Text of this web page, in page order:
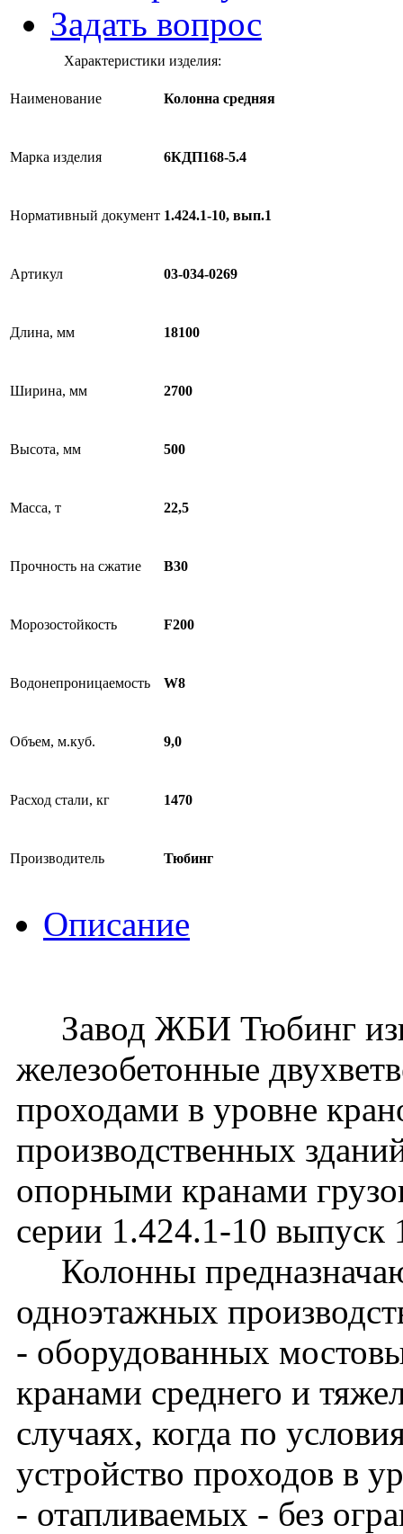
Задать вопрос
Характеристики изделия:
Наименование Колонна средняя
Марка изделия 6КДП168-5.4
Нормативный документ 1.424.1-10, вып.1
Артикул 03-034-0269
Длина, мм 18100
Ширина, мм 2700
Высота, мм 500
Масса, т 22,5
Прочность на сжатие B30
Морозостойкость F200
Водонепроницаемость W8
Объем, м.куб. 9,0
Расход стали, кг 1470
Производитель Тюбинг
Описание
Завод ЖБИ Тюбинг
железобетонные
проходами в уровне
производственных
опорными кранами
серии 1.424.1-10 выпуск
Колонны
одноэтажных
- оборудованных
кранами среднего и
случаях, когда по
устройство проходов в
- отапливаемых - без